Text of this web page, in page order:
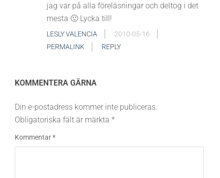
jag var på alla föreläsningar och deltog i det
mesta 🙂 Lycka till!
LESLY VALENCIA
2010-05-16
PERMALINK
REPLY
KOMMENTERA GÄRNA
Din e-postadress kommer inte publiceras.
Obligatoriska fält är märkta *
Kommentar*